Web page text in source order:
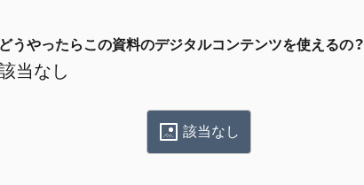
どうやったらこの資料のデジタルコンテンツを使えるの？
当なし
該当なし